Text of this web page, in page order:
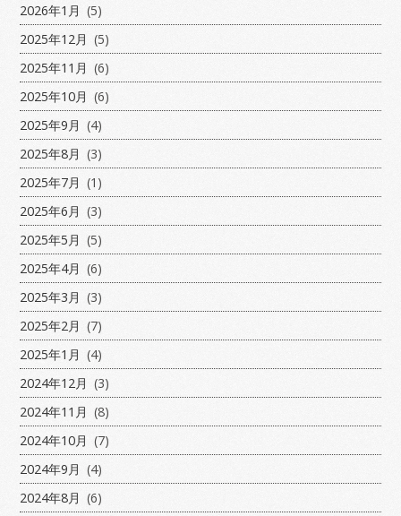
2026年1月 (5)
2025年12月 (5)
2025年11月 (6)
2025年10月 (6)
2025年9月 (4)
2025年8月 (3)
2025年7月 (1)
2025年6月 (3)
2025年5月 (5)
2025年4月 (6)
2025年3月 (3)
2025年2月 (7)
2025年1月 (4)
2024年12月 (3)
2024年11月 (8)
2024年10月 (7)
2024年9月 (4)
2024年8月 (6)